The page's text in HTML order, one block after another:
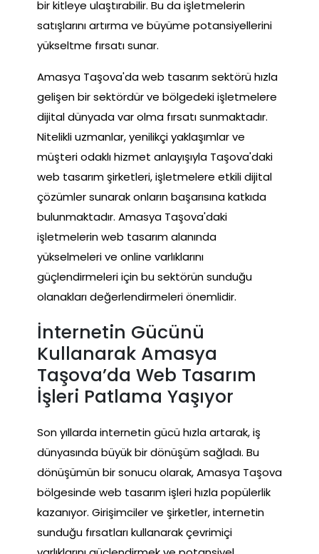
bir kitleye ulaştırabilir. Bu da işletmelerin
satışlarını artırma ve büyüme potansiyellerini
yükseltme fırsatı sunar.
Amasya Taşova'da web tasarım sektörü hızla
gelişen bir sektördür ve bölgedeki işletmelere
dijital dünyada var olma fırsatı sunmaktadır.
Nitelikli uzmanlar, yenilikçi yaklaşımlar ve
müşteri odaklı hizmet anlayışıyla Taşova'daki
web tasarım şirketleri, işletmelere etkili dijital
çözümler sunarak onların başarısına katkıda
bulunmaktadır. Amasya Taşova'daki
işletmelerin web tasarım alanında
yükselmeleri ve online varlıklarını
güçlendirmeleri için bu sektörün sunduğu
olanakları değerlendirmeleri önemlidir.
İnternetin Gücünü
Kullanarak Amasya
Taşova’da Web Tasarım
İşleri Patlama Yaşıyor
Son yıllarda internetin gücü hızla artarak, iş
dünyasında büyük bir dönüşüm sağladı. Bu
dönüşümün bir sonucu olarak, Amasya Taşova
bölgesinde web tasarım işleri hızla popülerlik
kazanıyor. Girişimciler ve şirketler, internetin
sunduğu fırsatları kullanarak çevrimiçi